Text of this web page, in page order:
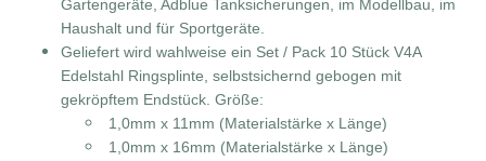
Gartengeräte, Adblue Tanksicherungen, im Modellbau, im
Haushalt und für Sportgeräte.
Geliefert wird wahlweise ein Set / Pack 10 Stück V4A
Edelstahl Ringsplinte, selbstsichernd gebogen mit
gekröpftem Endstück. Größe:
1,0mm x 11mm (Materialstärke x Länge)
1,0mm x 16mm (Materialstärke x Länge)